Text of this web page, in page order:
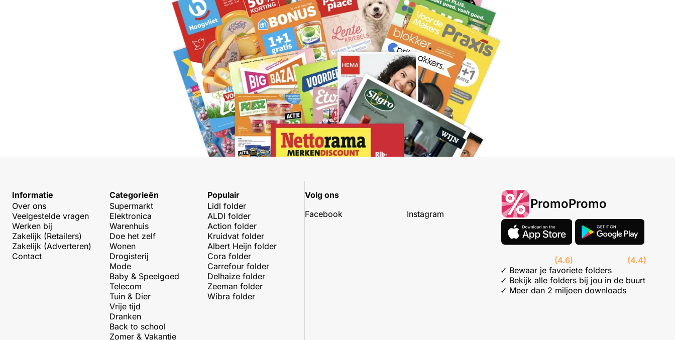
Informatie
Over ons
Veelgestelde vragen
Werken bij
Zakelijk (Retailers)
Zakelijk (Adverteren)
Contact
Categorieën
Supermarkt
Elektronica
Warenhuis
Doe het zelf
Wonen
Drogisterij
Mode
Baby & Speelgoed
Telecom
Tuin & Dier
Vrije tijd
Dranken
Back to school
Zomer & Vakantie
Populair
Lidl folder
ALDI folder
Action folder
Kruidvat folder
Albert Heijn folder
Cora folder
Carrefour folder
Delhaize folder
Zeeman folder
Wibra folder
Volg ons
Facebook
Instagram
PromoPromo
(4.6)
(4.4)
✓ Bewaar je favoriete folders
✓ Bekijk alle folders bij jou in de buurt
✓ Meer dan 2 miljoen downloads